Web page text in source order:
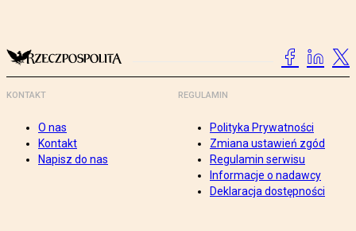
KONTAKT
O nas
Kontakt
Napisz do nas
REGULAMIN
Polityka Prywatności
Zmiana ustawień zgód
Regulamin serwisu
Informacje o nadawcy
Deklaracja dostępności